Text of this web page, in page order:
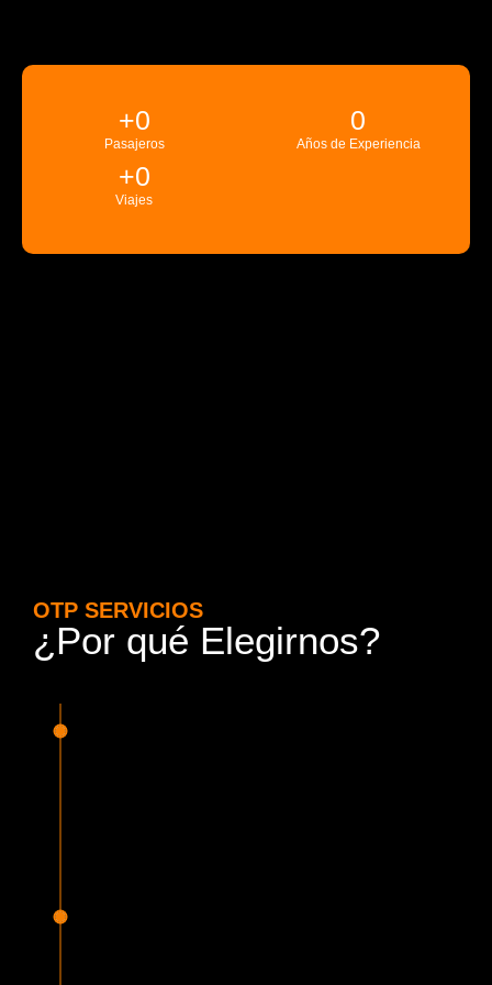
Pasajeros
+0
Años de Experiencia
0
Viajes
+0
OTP SERVICIOS
¿Por qué Elegirnos?